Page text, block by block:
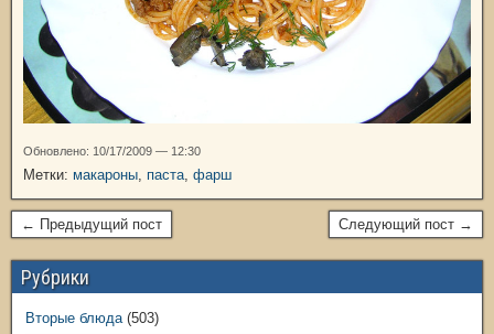
Обновлено: 10/17/2009 — 12:30
Метки: макароны, паста, фарш
← Предыдущий пост Следующий пост →
Рубрики
Вторые блюда(503)